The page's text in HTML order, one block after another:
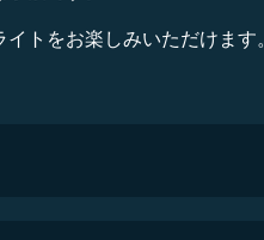
トをお楽しみいただけます。